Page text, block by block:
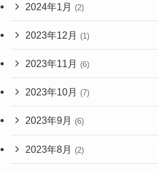
2024年1月 (2)
2023年12月 (1)
2023年11月 (6)
2023年10月 (7)
2023年9月 (6)
2023年8月 (2)